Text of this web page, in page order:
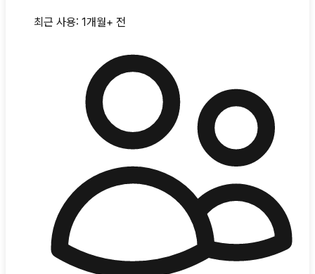
최근 사용: 1개월+ 전